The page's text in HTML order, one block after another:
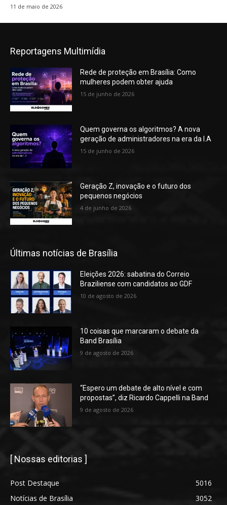
11 de maio de 2026
Reportagens Multimídia
Rede de proteção em Brasília: Como
mulheres podem obter ajuda
15 de junho de 2026
Quem governa os algoritmos? A nova
geração de administradores na era da I.A
15 de junho de 2026
Geração Z, inovação e o futuro dos
pequenos negócios
4 de junho de 2026
Últimas notícias de Brasília
Eleições 2026: sabatina do Correio
Braziliense com candidatos ao GDF
10 de agosto de 2026
10 coisas que marcaram o debate da
Band Brasília
9 de agosto de 2026
“Espero um debate de alto nível e com
propostas”, diz Ricardo Cappelli na Band
9 de agosto de 2026
[ Nossas editorias ]
Post Destaque
5016
Notícias de Brasília
3052